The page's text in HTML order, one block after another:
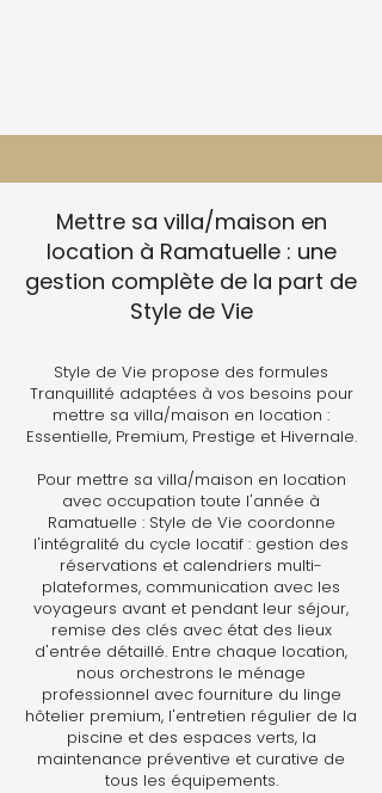
Mettre sa villa/maison en
location à Ramatuelle : une
gestion complète de la part de
Style de Vie
Style de Vie propose des formules
Tranquillité adaptées à vos besoins pour
mettre sa villa/maison en location :
Essentielle, Premium, Prestige et Hivernale.
Pour mettre sa villa/maison en location
avec occupation toute l'année à
Ramatuelle : Style de Vie coordonne
l'intégralité du cycle locatif : gestion des
réservations et calendriers multi-
plateformes, communication avec les
voyageurs avant et pendant leur séjour,
remise des clés avec état des lieux
d'entrée détaillé. Entre chaque location,
nous orchestrons le ménage
professionnel avec fourniture du linge
hôtelier premium, l'entretien régulier de la
piscine et des espaces verts, la
maintenance préventive et curative de
tous les équipements.